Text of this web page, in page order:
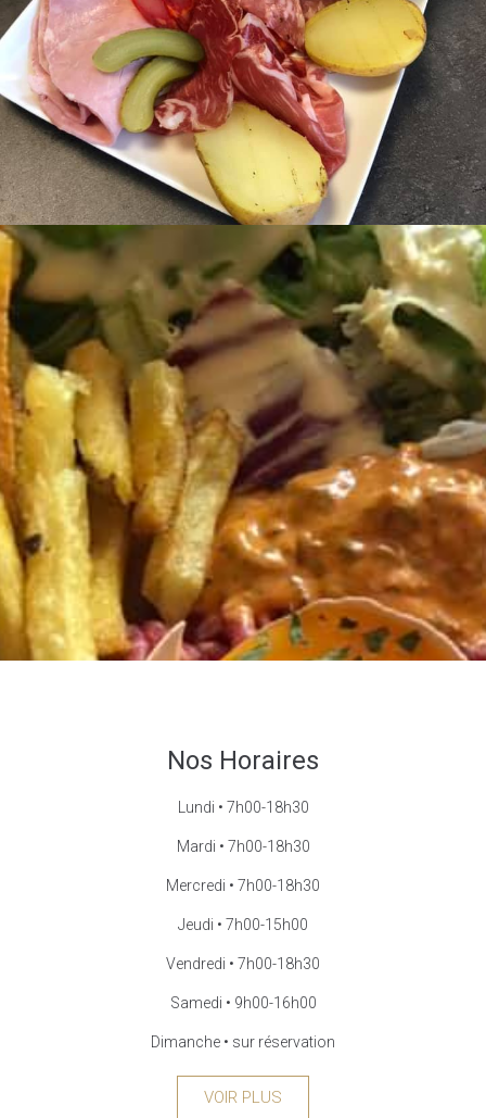
Nos Horaires
Lundi • 7h00-18h30
Mardi • 7h00-18h30
Mercredi • 7h00-18h30
Jeudi • 7h00-15h00
Vendredi • 7h00-18h30
Samedi • 9h00-16h00
Dimanche • sur réservation
VOIR PLUS